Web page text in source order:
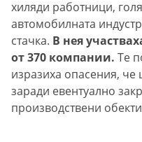
хиляди работници,
автомобилната
стачка. В нея
от 370 компании. Те
изразиха опасения, че
заради евентуално
производствени